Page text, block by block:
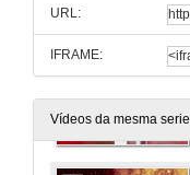
URL:
IFRAME:
Vídeos da mesma serie